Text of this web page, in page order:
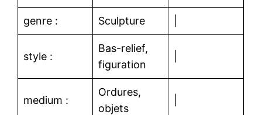
genre : Sculpture
style :
Bas-relief,
figuration
medium :
Ordures,
objets